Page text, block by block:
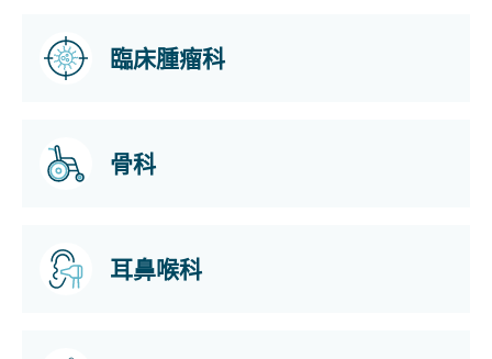
臨床腫瘤科
骨科
耳鼻喉科